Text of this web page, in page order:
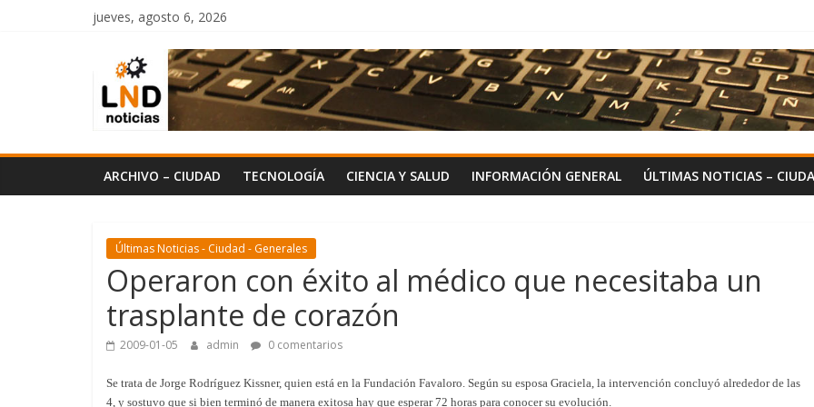
jueves, agosto 6, 2026
LND
Noticias
ARCHIVO – CIUDAD TECNOLOGÍA CIENCIA Y SALUD INFORMACIÓN GENERAL ÚLTIMAS NOTICIAS –
Últimas Noticias - Ciudad - Generales
Operaron con éxito al médico que necesitaba un
trasplante de corazón
2009-01-05 admin 0 comentarios
Se trata de Jorge Rodríguez Kissner, quien está en la Fundación Favaloro. Según su esposa Graciela, la intervención concluyó alrededor de las
4, y sostuvo que si bien terminó de manera exitosa hay que esperar 72 horas para conocer su evolución.